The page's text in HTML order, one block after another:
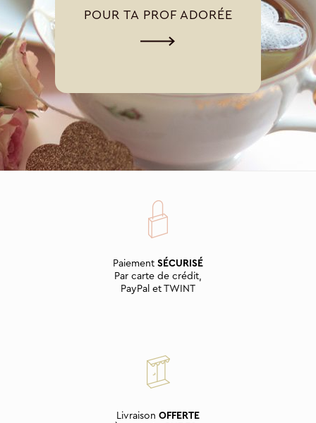
POUR TA PROF ADORÉE
Paiement SÉCURISÉ
Par carte de crédit,
PayPal et TWINT
Livraison OFFERTE